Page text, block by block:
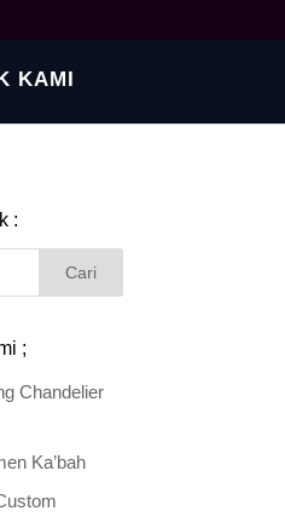
KAMI
:
;
Chandelier
Ka’bah